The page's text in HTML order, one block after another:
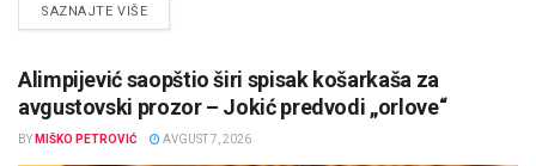
SAZNAJTE VIŠEDETAILS
Alimpijević saopštio širi spisak košarkaša za
avgustovski prozor – Jokić predvodi „orlove“
BY MIŠKO PETROVIĆ AVGUST 7, 2026